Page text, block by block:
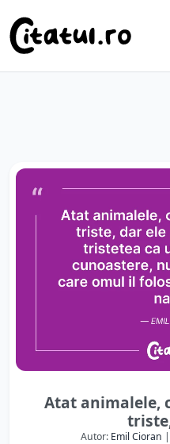
Atat animalele,
Autor: Emil Cioran